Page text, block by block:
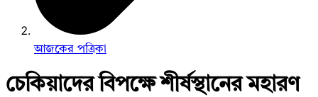
আজকের পত্রিকা
চেকিয়াদের বিপক্ষে শীর্ষস্থানের মহারণ